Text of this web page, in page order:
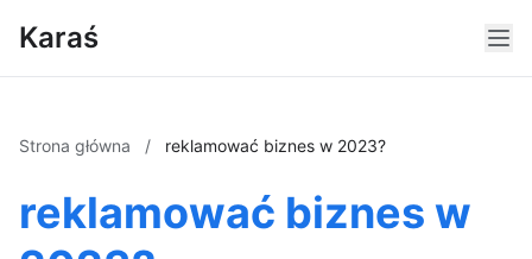
Karaś
Strona główna / reklamować biznes w 2023?
reklamować biznes w